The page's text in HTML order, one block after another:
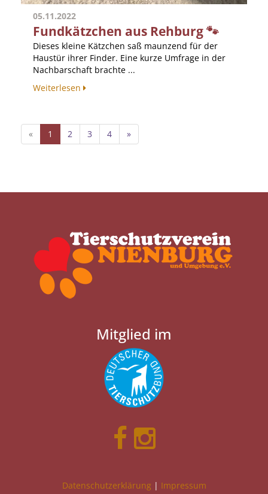
05.11.2022
Fundkätzchen aus Rehburg 🐾
Dieses kleine Kätzchen saß maunzend für der
Haustür ihrer Finder. Eine kurze Umfrage in der
Nachbarschaft brachte ...
Weiterlesen
« 1 2 3 4 »
Mitglied im
Datenschutzerklärung | Impressum